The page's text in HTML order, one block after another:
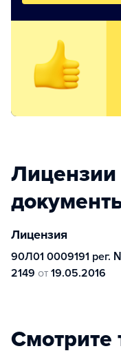
Лицензия
90Л01 0009191 рег.
2149 от 19.05.2016
Смотрите